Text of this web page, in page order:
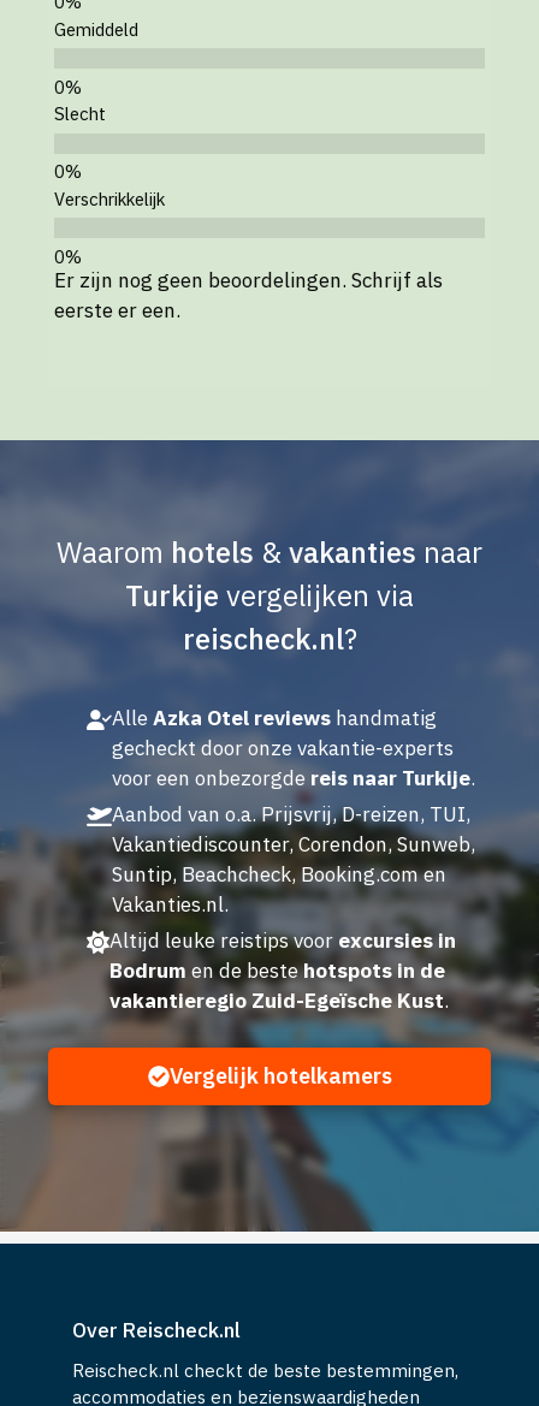
Gemiddeld
Slecht
Verschrikkelijk
Er zijn nog geen beoordelingen. Schrijf als
eerste er een.
Waarom hotels & vakanties naar
Turkije vergelijken via
reischeck.nl?
AlleAzka Otel reviewshandmatig
gecheckt door onze vakantie-experts
voor een onbezorgde reis naar Turkije.
Aanbod van o.a. Prijsvrij, D-reizen, TUI,
Vakantiediscounter, Corendon, Sunweb,
Suntip, Beachcheck, Booking.com en
Vakanties.nl.
Altijd leuke reistips voor excursies in
Bodrum en de bestehotspots in de
vakantieregio Zuid-Egeïsche Kust.
Vergelijk hotelkamers
Over Reischeck.nl
Reischeck.nl checkt de beste bestemmingen,
accommodaties en bezienswaardigheden